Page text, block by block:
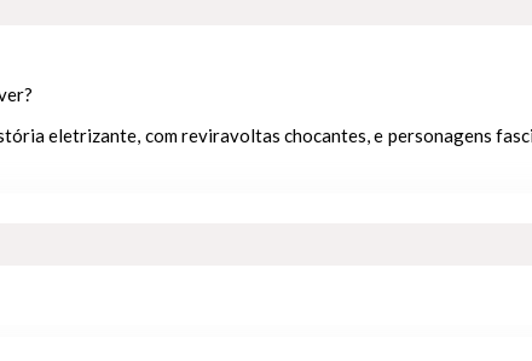
eletrizante, com reviravoltas chocantes, e personagens
de paz. Apenas os Regentes ainda se lembram daquilo que um
regresse.